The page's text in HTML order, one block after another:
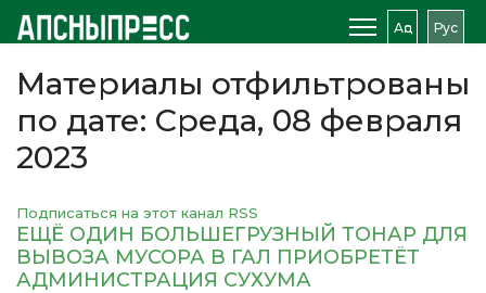
Аԥс Рус
Материалы отфильтрованы
по дате: Среда, 08 февраля
2023
Подписаться на этот канал RSS
ЕЩЁ ОДИН БОЛЬШЕГРУЗНЫЙ ТОНАР ДЛЯ
ВЫВОЗА МУСОРА В ГАЛ ПРИОБРЕТЁТ
АДМИНИСТРАЦИЯ СУХУМА